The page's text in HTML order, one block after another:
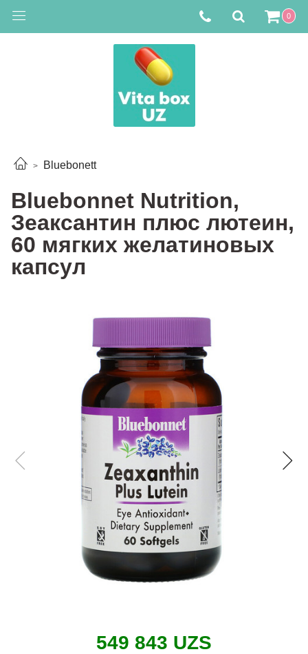
0
Bluebonett
Bluebonnet Nutrition,
Зеаксантин плюс лютеин,
60 мягких желатиновых
капсул
549 843 UZS